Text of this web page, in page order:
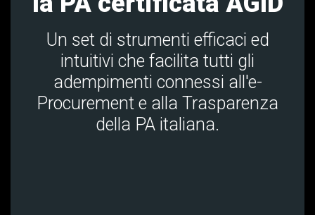
Un set di strumenti efficaci ed
intuitivi che facilita tutti gli
adempimenti connessi all'e-
Procurement e alla Trasparenza
della PA italiana.